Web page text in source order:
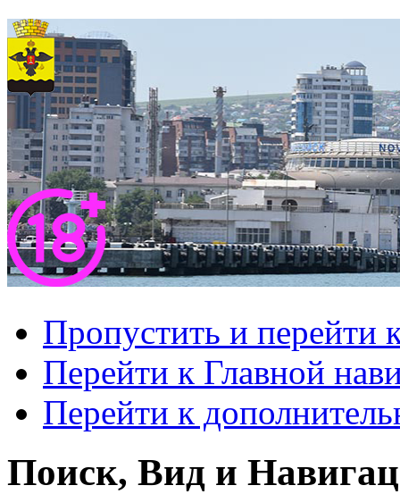
Пропустить и перейти
Перейти к Главной
Перейти к
Поиск, Вид и